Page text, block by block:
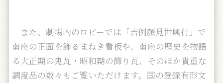
また、劇場内のロビーでは「吉例顔見世興行」で
南座の正面を飾るまねき看板や、南座の歴史を物語
る大正期の鬼瓦・昭和期の飾り瓦、そのほか貴重な
調度品の数々もご覧いただけます。国の登録有形文